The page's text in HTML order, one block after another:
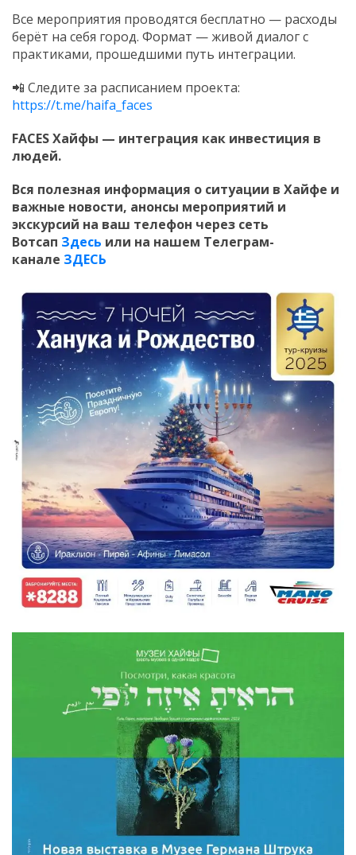
Все мероприятия проводятся бесплатно — расходы
берёт на себя город. Формат — живой диалог с
практиками, прошедшими путь интеграции.
📲 Следите за расписанием проекта:
https://t.me/haifa_faces
FACES Хайфы — интеграция как инвестиция в
людей.
Вся полезная информация о ситуации в Хайфе и
важные новости, анонсы мероприятий и
экскурсий на ваш телефон через сеть
Вотсап Здесь или на нашем Телеграм-
канале ЗДЕСЬ